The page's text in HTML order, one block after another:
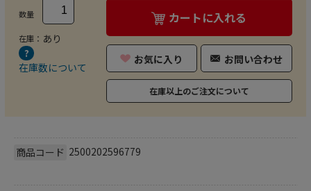
数量
在庫： あり
在庫数について
カートに入れる
お気に入り お問い合わせ
在庫以上のご注文について
商品コード 2500202596779